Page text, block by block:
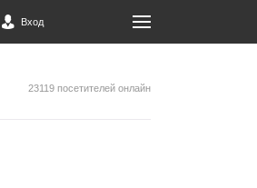
Вход
23119 посетителей онлайн